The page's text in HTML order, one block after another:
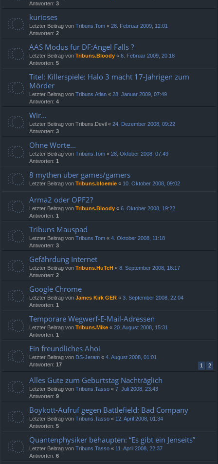
Antworten: 3
kurioses
Letzter Beitrag von Tribuns.Tom « 28. Februar 2009, 12:01
Antworten: 2
AAS Modus für DF:Angel Falls ?
Letzter Beitrag von Tribuns.Bloody « 6. Februar 2009, 20:18
Antworten: 5
Titel: Killerspiele: Halo 3 macht 17-Jährigen zum
Mörder
Letzter Beitrag von Tribuns.Atlan « 28. Januar 2009, 07:49
Antworten: 4
Wir...
Letzter Beitrag von Tribuns.Devil « 24. Dezember 2008, 09:22
Antworten: 3
Ohne Worte...
Letzter Beitrag von Tribuns.Tom « 28. Oktober 2008, 07:49
Antworten: 1
8 mythen über games/gamers
Letzter Beitrag von Tribuns.bloemie « 10. Oktober 2008, 09:02
Arma2 oder OPF2?
Letzter Beitrag von Tribuns.Bloody « 6. Oktober 2008, 19:22
Antworten: 1
Tribuns Mauspad
Letzter Beitrag von Tribuns.Tom « 4. Oktober 2008, 11:18
Antworten: 3
Gefährdung Internet
Letzter Beitrag von Tribuns.HuTcH « 8. September 2008, 18:17
Antworten: 2
Google Chrome
Letzter Beitrag von James Kirk GER « 3. September 2008, 22:04
Antworten: 1
Temporäre Wegwerf-E-Mail-Adressen
Letzter Beitrag von Tribuns.Mike « 20. August 2008, 15:31
Antworten: 1
Ein freundliches Ahoi
Letzter Beitrag von DS-Jeram « 4. August 2008, 01:01
Antworten: 17 1 2
Alles Gute zum Geburtstag Nachträglich
Letzter Beitrag von Tribuns.Tasso « 7. Juli 2008, 23:43
Antworten: 9
Boykott-Aufruf gegen Battlefield: Bad Company
Letzter Beitrag von Tribuns.Tasso « 12. April 2008, 01:34
Antworten: 5
Quantenphysiker behaupten: “Es gibt ein Jenseits”
Letzter Beitrag von Tribuns.Tasso « 11. April 2008, 22:37
Antworten: 6